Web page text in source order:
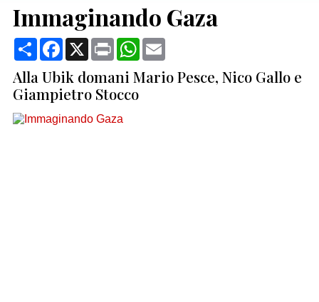
Immaginando Gaza
CondividiFacebook
X Print WhatsApp
Email
Alla Ubik domani Mario Pesce, Nico Gallo e
Giampietro Stocco